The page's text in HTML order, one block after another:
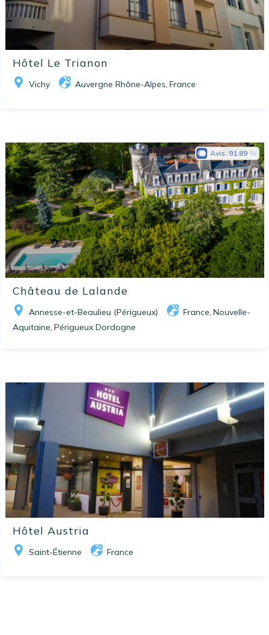
Hôtel Le Trianon
Vichy Auvergne Rhône-Alpes, France
Château de Lalande
Annesse-et-Beaulieu (Périgueux) France, Nouvelle-
Aquitaine, Périgueux Dordogne
Avis: 91.89
Hôtel Austria
Saint-Étienne France